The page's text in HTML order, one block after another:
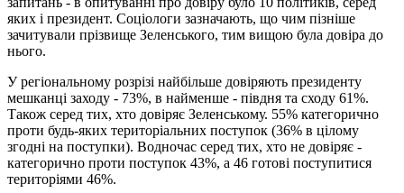
яких і президент. Соціологи зазначають, що чим пізніше
зачитували прізвище Зеленського, тим вищою була довіра до
нього.
У регіональному розрізі найбільше довіряють президенту
мешканці заходу - 73%, в найменше - півдня та сходу 61%.
Також серед тих, хто довіряє Зеленському. 55% категорично
проти будь-яких територіальних поступок (36% в цілому
згодні на поступки). Водночас серед тих, хто не довіряє -
категорично проти поступок 43%, а 46 готові поступитися
територіями 46%.